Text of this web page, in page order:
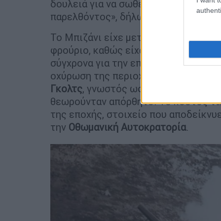
δουλειά για να σωθεί αυτή η σημαία
παρελθόντος», δήλωσε στο
Το Μπιζάνι είχε μετατραπεί από τις
φρούριο, καθώς είχαν αξιοποιήσει
σύγχρονα για την εποχή
οχύρωση της περιοχής είχε
Γκολτς, γνωστός ως Γκολτς Πασάς,
θεωρούνταν απόρθητο. Το κόστος
της εποχής, στοιχείο που
την Οθωμανική Αυτοκρατορία.